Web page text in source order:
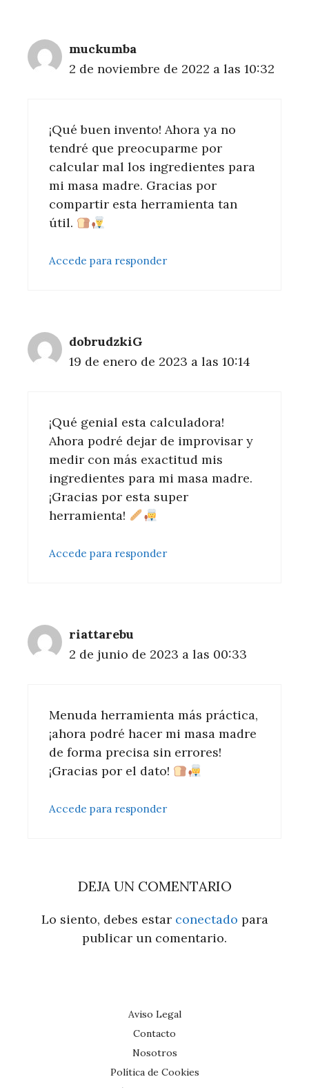
muckumba
2 de noviembre de 2022 a las 10:32
¡Qué buen invento! Ahora ya no
tendré que preocuparme por
calcular mal los ingredientes para
mi masa madre. Gracias por
compartir esta herramienta tan
útil.
Accede para responder
dobrudzkiG
19 de enero de 2023 a las 10:14
¡Qué genial esta calculadora!
Ahora podré dejar de improvisar y
medir con más exactitud mis
ingredientes para mi masa madre.
¡Gracias por esta super
herramienta!
Accede para responder
riattarebu
2 de junio de 2023 a las 00:33
Menuda herramienta más práctica,
¡ahora podré hacer mi masa madre
de forma precisa sin errores!
¡Gracias por el dato!
Accede para responder
DEJA UN COMENTARIO
Lo siento, debes estar conectado para
publicar un comentario.
Aviso Legal
Contacto
Nosotros
Política de Cookies